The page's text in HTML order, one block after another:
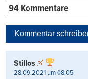
94 Kommentare
Kommentar
Stillos
28.09.2021 um 08:05